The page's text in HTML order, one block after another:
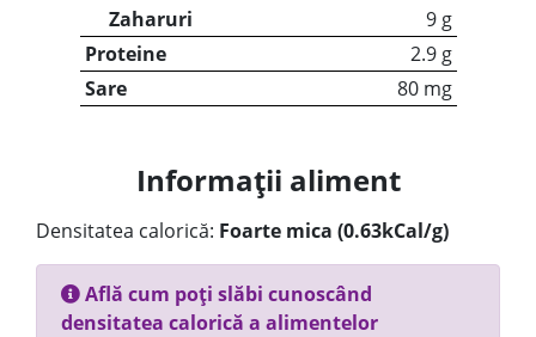
Zaharuri
9 g
Proteine
2.9 g
Sare
80 mg
Informații aliment
Densitatea calorică: Foarte mica (0.63kCal/g)
Află cum poți slăbi cunoscând
densitatea calorică a alimentelor